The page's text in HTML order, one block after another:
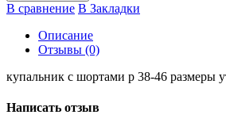
В сравнение В Закладки
Описание
Отзывы (0)
купальник с шортами р 38-46 размеры
Написать отзыв